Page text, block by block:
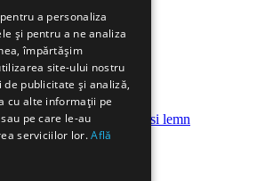
Detergenti mobila si lemn
a personaliza
și pentru a ne analiza
împărtășim
site-ului nostru
publicitate și analiză,
cu alte informații pe
pe care le-au
serviciilor lor.Află